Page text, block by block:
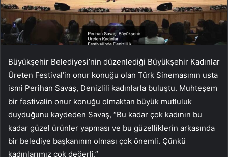
Büyükşehir Belediyesi’nin düzenlediği Büyükşehir Kadınlar
Üreten Festival’in onur konuğu olan Türk Sinemasının usta
ismi Perihan Savaş, Denizlili kadınlarla buluştu. Muhteşem
bir festivalin onur konuğu olmaktan büyük mutluluk
duyduğunu kaydeden Savaş, “Bu kadar çok kadının bu
kadar güzel ürünler yapması ve bu güzelliklerin arkasında
bir belediye başkanının olması çok önemli. Çünkü
kadınlarımız çok değerli.”